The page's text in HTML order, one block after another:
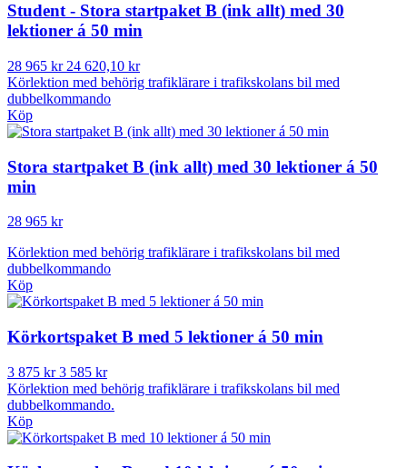
Student - Stora startpaket B (ink allt) med 30
lektioner á 50 min
28 965 kr 24 620,10 kr
Körlektion med behörig trafiklärare i trafikskolans bil med
dubbelkommando
Köp
Stora startpaket B (ink allt) med 30 lektioner á 50
min
28 965 kr
Körlektion med behörig trafiklärare i trafikskolans bil med
dubbelkommando
Köp
Körkortspaket B med 5 lektioner á 50 min
3 875 kr3 585 kr
Körlektion med behörig trafiklärare i trafikskolans bil med
dubbelkommando.
Köp